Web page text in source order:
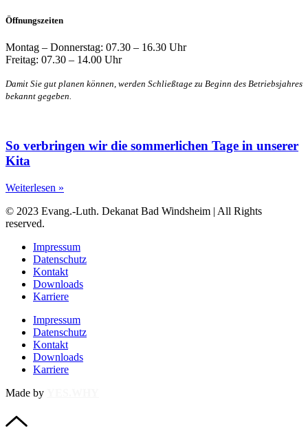
Öffnungszeiten
Montag – Donnerstag: 07.30 – 16.30 Uhr
Freitag: 07.30 – 14.00 Uhr
Damit Sie gut planen können, werden Schließtage zu Beginn des Betriebsjahres
bekannt gegeben.
So verbringen wir die sommerlichen Tage in unserer
Kita
Weiterlesen »
© 2023 Evang.-Luth. Dekanat Bad Windsheim | All Rights
reserved.
Impressum
Datenschutz
Kontakt
Downloads
Karriere
Impressum
Datenschutz
Kontakt
Downloads
Karriere
Made by